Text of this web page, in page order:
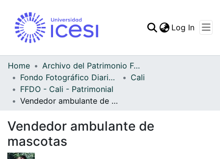
Statistics
Log In
Home
Archivo del Patrimonio Fotográfico y Fílmico del Valle del Cauca
Fondo Fotográfico Diario Occidente
Cali
FFDO - Cali - Patrimonial
Vendedor ambulante de mascotas
Vendedor ambulante de
mascotas